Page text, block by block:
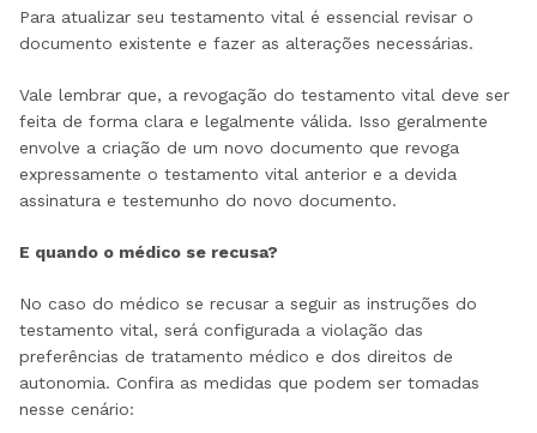
Para atualizar seu testamento vital é essencial revisar o
documento existente e fazer as alterações necessárias.
Vale lembrar que, a revogação do testamento vital deve ser
feita de forma clara e legalmente válida. Isso geralmente
envolve a criação de um novo documento que revoga
expressamente o testamento vital anterior e a devida
assinatura e testemunho do novo documento.
E quando o médico se recusa?
No caso do médico se recusar a seguir as instruções do
testamento vital, será configurada a violação das
preferências de tratamento médico e dos direitos de
autonomia. Confira as medidas que podem ser tomadas
nesse cenário: